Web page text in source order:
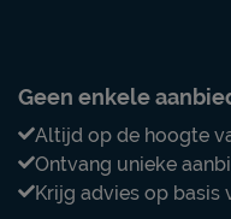
Geen enkele
Altijd op de hoogte
Ontvang unieke
Krijg advies op basis